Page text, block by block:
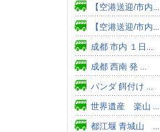
【空港送迎/市内...
【空港送迎/市内...
成都 市内 １日...
成都 西南 発 ...
パンダ 餌付け ...
世界遺産 楽山 ...
都江堰 青城山 ...